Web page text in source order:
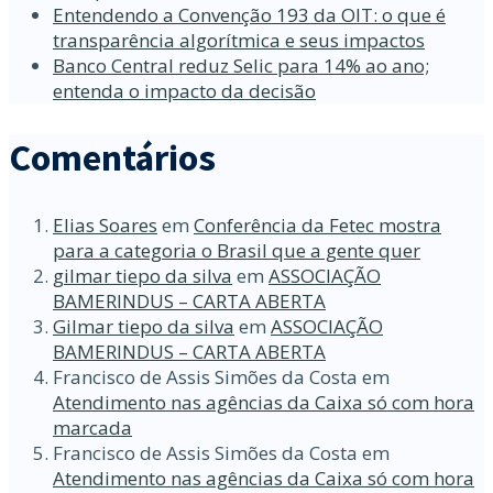
Entendendo a Convenção 193 da OIT: o que é
transparência algorítmica e seus impactos
Banco Central reduz Selic para 14% ao ano;
entenda o impacto da decisão
Comentários
Elias Soares em Conferência da Fetec mostra
para a categoria o Brasil que a gente quer
gilmar tiepo da silva em ASSOCIAÇÃO
BAMERINDUS – CARTA ABERTA
Gilmar tiepo da silva em ASSOCIAÇÃO
BAMERINDUS – CARTA ABERTA
Francisco de Assis Simões da Costa em
Atendimento nas agências da Caixa só com hora
marcada
Francisco de Assis Simões da Costa em
Atendimento nas agências da Caixa só com hora